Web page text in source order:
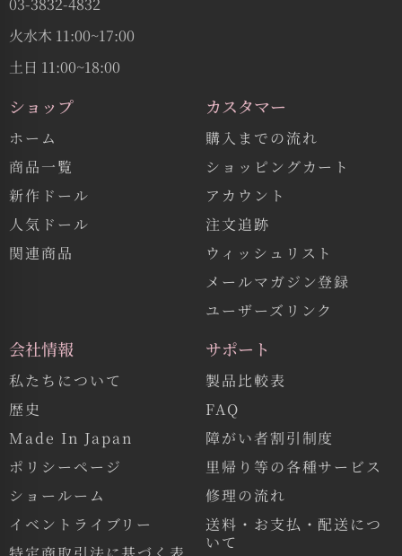
火水木 11:00~17:00
土日 11:00~18:00
ショップ
ホーム
商品一覧
新作ドール
人気ドール
関連商品
カスタマー
購入までの流れ
ショッピングカート
アカウント
注文追跡
ウィッシュリスト
メールマガジン登録
ユーザーズリンク
会社情報
私たちについて
歴史
Made In Japan
ポリシーページ
ショールーム
イベントライブリー
サポート
製品比較表
FAQ
障がい者割引制度
里帰り等の各種サービス
修理の流れ
送料・お支払・配送につ
いて